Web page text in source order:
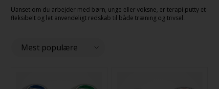
Uanset om du arbejder med børn, unge eller voksne, er terapi putty et
fleksibelt og let anvendeligt redskab til både træning og trivsel.